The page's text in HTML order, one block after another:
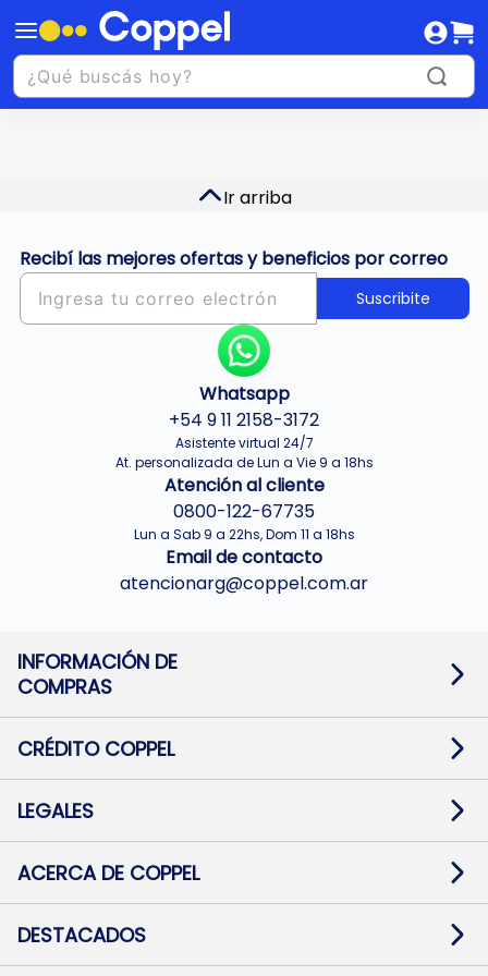
Ir arriba
Recibí las mejores ofertas y beneficios por correo
Suscribite
Whatsapp
+54 9 11 2158-3172
Asistente virtual 24/7
At. personalizada de Lun a Vie 9 a 18hs
Atención al cliente
0800-122-67735
Lun a Sab 9 a 22hs, Dom 11 a 18hs
Email de contacto
atencionarg@coppel.com.ar
INFORMACIÓN DE
COMPRAS
Términos y condiciones
Botón de arrepentimiento
Mapa de sitio
CRÉDITO COPPEL
Solicitar Crédito
Medios de Pago
Pago Fácil Online
LEGALES
Baja contratos
Defensa al consumidor CABA
ACERCA DE COPPEL
Trabajá con Nosotros
Preguntas Frecuentes
DESTACADOS